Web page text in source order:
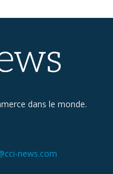
dans le monde.
news.com